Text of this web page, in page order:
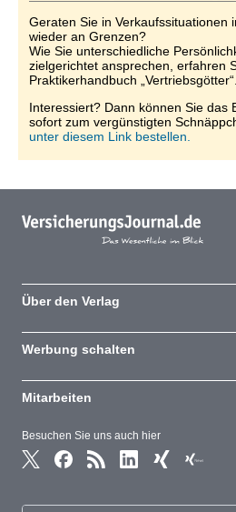
Geraten Sie in Verkaufssituationen
wieder an Grenzen?
Wie Sie unterschiedliche
zielgerichtet ansprechen, erfahren
Praktikerhandbuch „Vertriebsgötter“.
Interessiert? Dann können Sie das
sofort zum vergünstigten
unter diesem Link bestellen.
Besuchen Sie uns auch hier
Über den Verlag
Werbung schalten
Mitarbeiten